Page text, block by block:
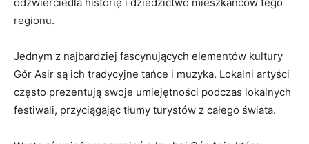
regionu.
Jednym z najbardziej⁤ fascynujących elementów kultury
Gór Asir są ich ​tradycyjne tańce i muzyka. Lokalni artyści
często prezentują swoje⁤ umiejętności podczas lokalnych
festiwali, przyciągając ⁣tłumy​ turystów z całego świata.